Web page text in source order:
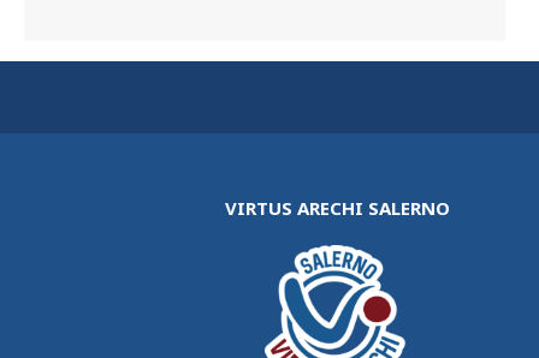
VIRTUS ARECHI SALERNO